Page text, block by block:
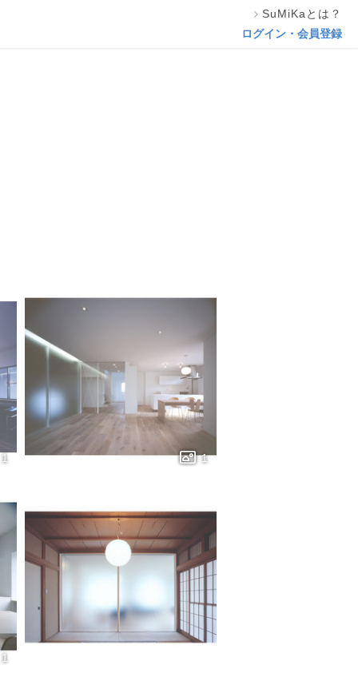
SuMiKaとは？
ログイン・会員登録